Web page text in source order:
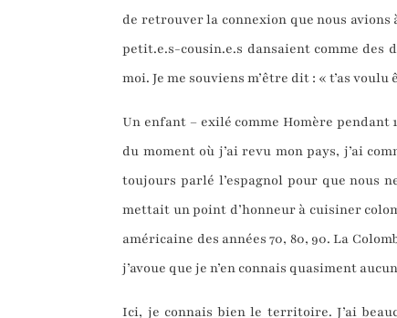
de retrouver la connexion que nous avions
petit.e.s-cousin.e.s dansaient comme des
moi. Je me souviens m’être dit : « t’as
Un enfant – exilé comme Homère
du moment où j’ai revu mon pays, j’ai
toujours parlé l’espagnol pour que nous
mettait un point d’honneur à cuisiner
américaine des années 70, 80, 90. La
j’avoue que je n’en connais quasiment
Ici, je connais bien le territoire. J’ai